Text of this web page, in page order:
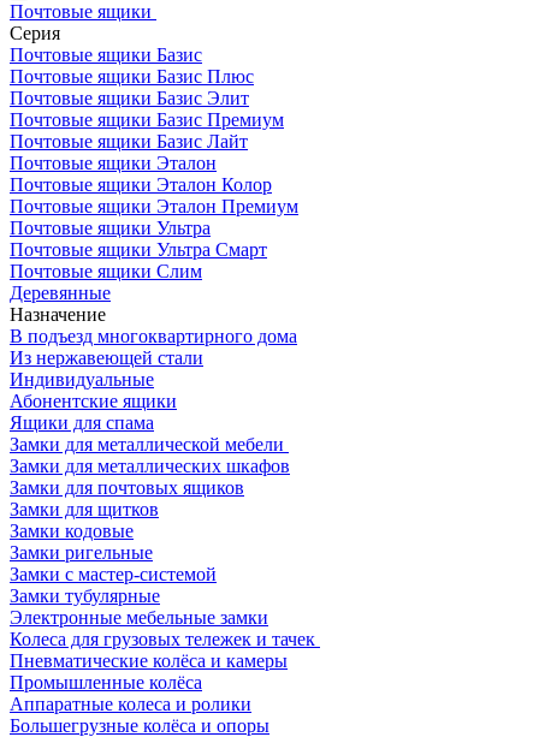
Почтовые ящики
Серия
Почтовые ящики Базис
Почтовые ящики Базис Плюс
Почтовые ящики Базис Элит
Почтовые ящики Базис Премиум
Почтовые ящики Базис Лайт
Почтовые ящики Эталон
Почтовые ящики Эталон Колор
Почтовые ящики Эталон Премиум
Почтовые ящики Ультра
Почтовые ящики Ультра Смарт
Почтовые ящики Слим
Деревянные
Назначение
В подъезд многоквартирного дома
Из нержавеющей стали
Индивидуальные
Абонентские ящики
Ящики для спама
Замки для металлической мебели
Замки для металлических шкафов
Замки для почтовых ящиков
Замки для щитков
Замки кодовые
Замки ригельные
Замки с мастер-системой
Замки тубулярные
Электронные мебельные замки
Колеса для грузовых тележек и тачек
Пневматические колёса и камеры
Промышленные колёса
Аппаратные колеса и ролики
Большегрузные колёса и опоры